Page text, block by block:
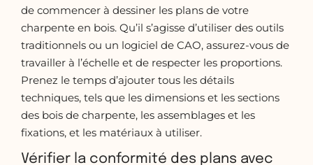
de commencer à dessiner les plans de votre
charpente en bois. Qu’il s’agisse d’utiliser des outils
traditionnels ou un logiciel de CAO, assurez-vous de
travailler à l’échelle et de respecter les proportions.
Prenez le temps d’ajouter tous les détails
techniques, tels que les dimensions et les sections
des bois de charpente, les assemblages et les
fixations, et les matériaux à utiliser.
Vérifier la conformité des plans avec